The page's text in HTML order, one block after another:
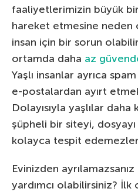
faaliyetlerimizin büyük bir
hareket etmesine neden
insan için bir sorun
ortamda daha az
Yaşlı insanlar ayrıca
e-postalardan ayırt
Dolayısıyla yaşlılar daha
şüpheli bir siteyi,
kolayca tespit
Evinizden
yardımcı olabilirsiniz?